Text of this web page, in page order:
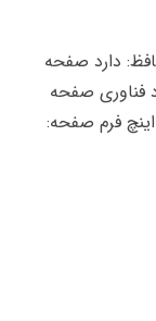
دارد صفحه
فناوری صفحه
نمایش: AMOLED اندازه صفحه نمایش: ۲.۱ اینچ فرم صفحه: